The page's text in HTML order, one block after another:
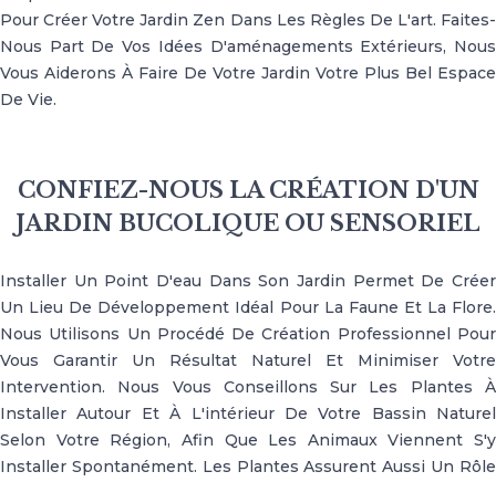
Pour Créer Votre Jardin Zen Dans Les Règles De L'art. Faites-
Nous Part De Vos Idées D'aménagements Extérieurs, Nous
Vous Aiderons À Faire De Votre Jardin Votre Plus Bel Espace
De Vie.
CONFIEZ-NOUS LA CRÉATION D'UN
JARDIN BUCOLIQUE OU SENSORIEL
Installer Un Point D'eau Dans Son Jardin Permet De Créer
Un Lieu De Développement Idéal Pour La Faune Et La Flore.
Nous Utilisons Un Procédé De Création Professionnel Pour
Vous Garantir Un Résultat Naturel Et Minimiser Votre
Intervention. Nous Vous Conseillons Sur Les Plantes À
Installer Autour Et À L'intérieur De Votre Bassin Naturel
Selon Votre Région, Afin Que Les Animaux Viennent S'y
Installer Spontanément. Les Plantes Assurent Aussi Un Rôle